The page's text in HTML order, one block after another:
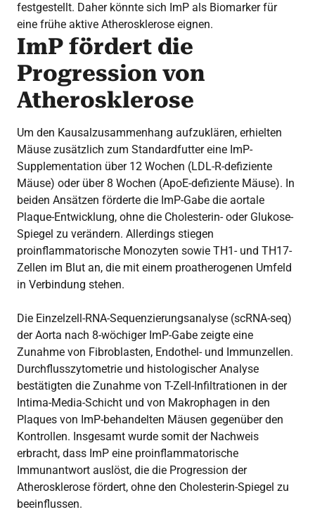
festgestellt. Daher könnte sich ImP als Biomarker für
eine frühe aktive Atherosklerose eignen.
ImP fördert die
Progression von
Atherosklerose
Um den Kausalzusammenhang aufzuklären, erhielten
Mäuse zusätzlich zum Standardfutter eine ImP-
Supplementation über 12 Wochen (LDL-R-defiziente
Mäuse) oder über 8 Wochen (ApoE-defiziente Mäuse). In
beiden Ansätzen förderte die ImP-Gabe die aortale
Plaque-Entwicklung, ohne die Cholesterin- oder Glukose-
Spiegel zu verändern. Allerdings stiegen
proinflammatorische Monozyten sowie TH1- und TH17-
Zellen im Blut an, die mit einem proatherogenen Umfeld
in Verbindung stehen.
Die Einzelzell-RNA-Sequenzierungsanalyse (scRNA-seq)
der Aorta nach 8-wöchiger ImP-Gabe zeigte eine
Zunahme von Fibroblasten, Endothel- und Immunzellen.
Durchflusszytometrie und histologischer Analyse
bestätigten die Zunahme von T-Zell-Infiltrationen in der
Intima-Media-Schicht und von Makrophagen in den
Plaques von ImP-behandelten Mäusen gegenüber den
Kontrollen. Insgesamt wurde somit der Nachweis
erbracht, dass ImP eine proinflammatorische
Immunantwort auslöst, die die Progression der
Atherosklerose fördert, ohne den Cholesterin-Spiegel zu
beeinflussen.